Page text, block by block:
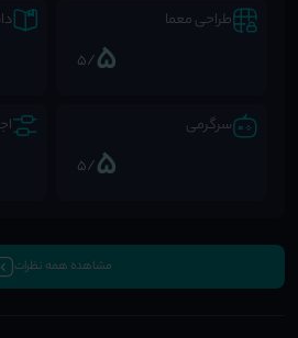
طراحی معما
5
/5
سرگرمی
5
/5
مشاهده همه نظرات